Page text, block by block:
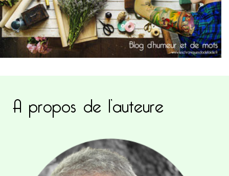
A propos de l’auteure